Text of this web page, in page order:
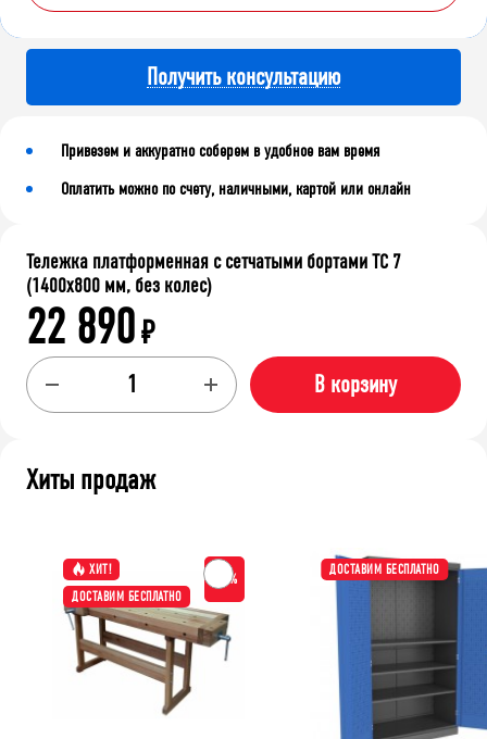
Получить консультацию
Привезем и аккуратно соберем в удобное вам время
Оплатить можно по счету, наличными, картой или онлайн
Тележка платформенная с сетчатыми бортами ТС 7
(1400x800 мм, без колес)
22 890₽
В корзину
Хиты продаж
ХИТ!
ДОСТАВИМ БЕСПЛАТНО
-15%
ДОСТАВИМ БЕСПЛАТНО